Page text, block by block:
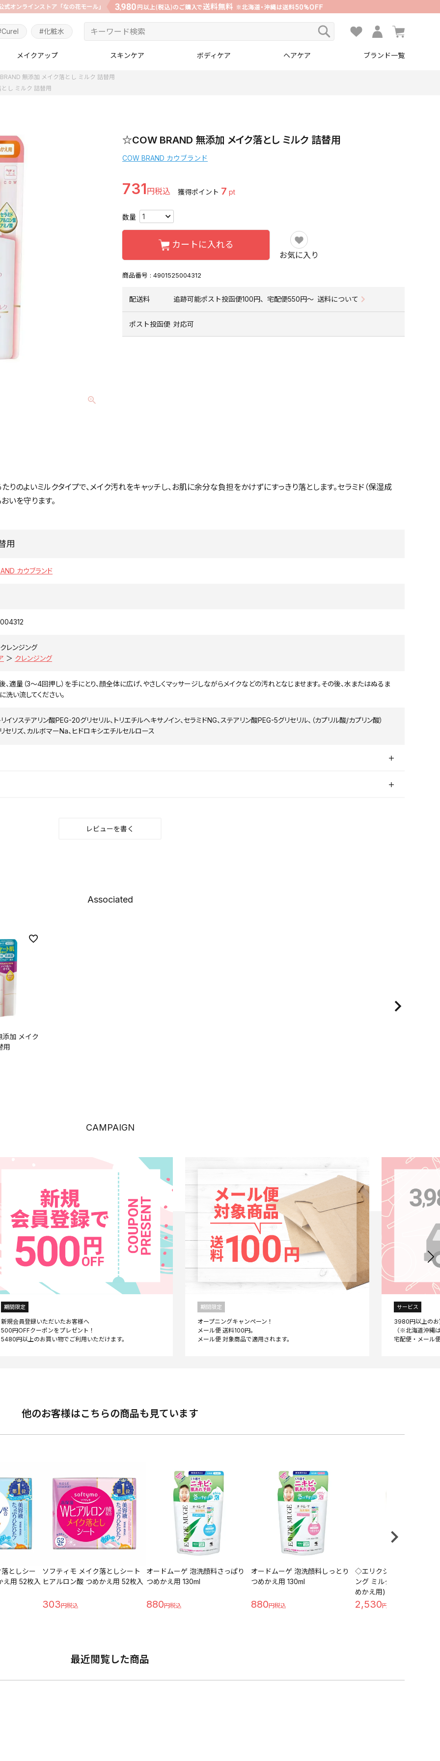
#化粧水
メイクアップ スキンケア ボディケア ヘアケア ブランド一覧
無添加 メイク落とし ミルク 詰替用
し ミルク 詰替用
☆COW BRAND 無添加 メイク落とし ミルク 詰替用
COW BRAND カウブランド
731 獲得ポイント 7 pt
お気に入り
カートに入れる
商品番号 4901525004312
配送料 追跡可能ポスト投函便100円、宅配便550円〜 送料について
ポスト投函便 対応可
りのよいミルクタイプで、メイク汚れをキャッチし、お肌に余分な負担をかけずにすっきり落とします。セラミド（保湿成
いを守ります。
用
カウブランド
レンジング
＞ クレンジング
、適量（3～4回押し）を手にとり、顔全体に広げ、やさしくマッサージしながらメイクなどの汚れとなじませます。その後、水またはぬるま
洗い流してください。
リイソステアリン酸PEG-20グリセリル、トリエチルヘキサノイン、セラミドNG、ステアリン酸PEG-5グリセリル、（カプリル酸/カプリン酸）
セリズ、カルボマーNa、ヒドロキシエチルセルロース
レビューを書く
Associated
加 メイク
用
CAMPAIGN
期間限定
新規会員登録いただいたお客様へ
500円OFFクーポンをプレゼント！
期間限定
オープニングキャンペーン！
メール便 送料100円。
サービス
3980円以上のお
（※北海道沖縄
他のお客様はこちらの商品も見ています
としシー
え用 52枚入
ソフティモ メイク落としシート
ヒアルロン酸 つめかえ用 52枚入
303
オードムーゲ 泡洗顔料さっぱり
つめかえ用 130ml
880
オードムーゲ 泡洗顔料しっとり
つめかえ用 130ml
880
◇エリクシール ルフレ バ
ング ミルク Ⅰさらさらタイ
めかえ用) 110mL
2,530
最近閲覧した商品